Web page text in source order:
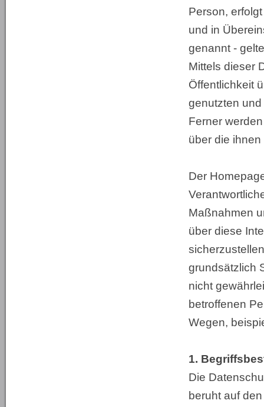
Person,
und in
genannt -
Mittels dieser
Öffentlichkeit
genutzten
Ferner
über die
Der
Maßnahmen
über diese
grundsätzlich
nicht
betroffenen
Wegen,
1.
Die
beruht auf